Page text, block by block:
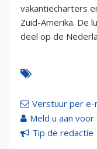
vakantiecharters
Zuid-Amerika. De
deel op de
Verstuur per e-
Meld u aan
Tip de redactie